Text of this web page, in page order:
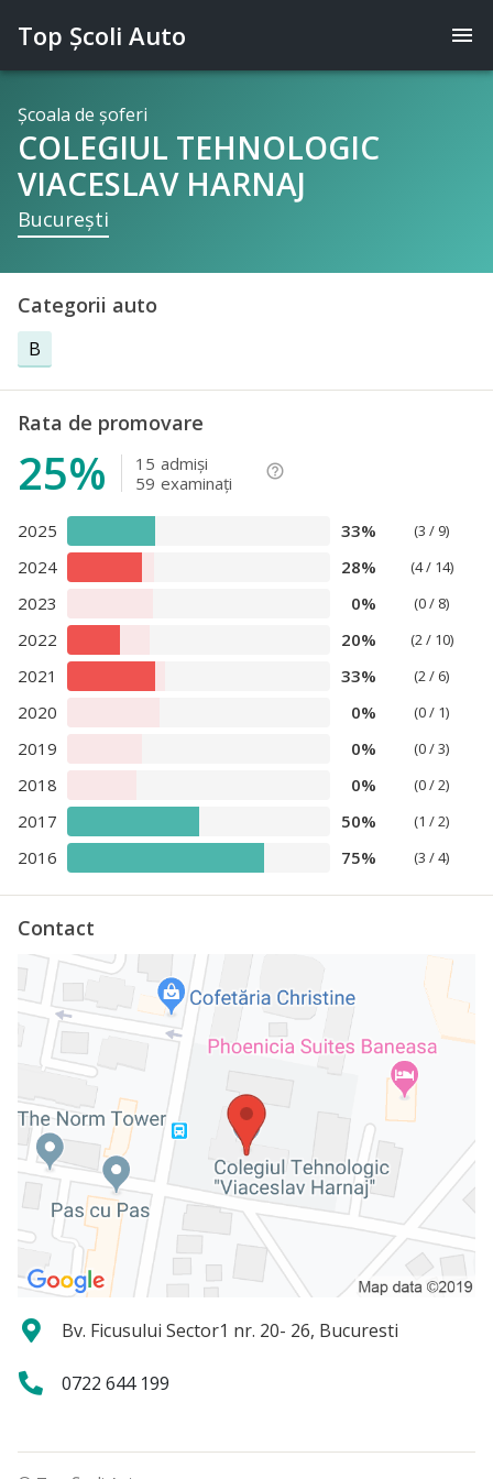
menu
Top Şcoli Auto
Şcoala de şoferi
COLEGIUL TEHNOLOGIC
VIACESLAV HARNAJ
Bucureşti
Categorii auto
B
Rata de promovare
25% 15 admişi
59 examinaţi
help_outline
2025 33% (3 / 9)
2024 28% (4 / 14)
2023 0% (0 / 8)
2022 20% (2 / 10)
2021 33% (2 / 6)
2020 0% (0 / 1)
2019 0% (0 / 3)
2018 0% (0 / 2)
2017 50% (1 / 2)
2016 75% (3 / 4)
Contact
Bv. Ficusului Sector1 nr. 20- 26, Bucuresti
0722 644 199